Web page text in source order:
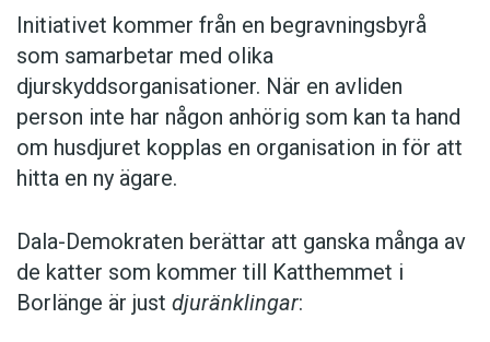
Initiativet kommer från en begravningsbyrå
som samarbetar med olika
djurskyddsorganisationer. När en avliden
person inte har någon anhörig som kan ta hand
om husdjuret kopplas en organisation in för att
hitta en ny ägare.
Dala-Demokraten berättar att ganska många av
de katter som kommer till Katthemmet i
Borlänge är just djuränklingar: